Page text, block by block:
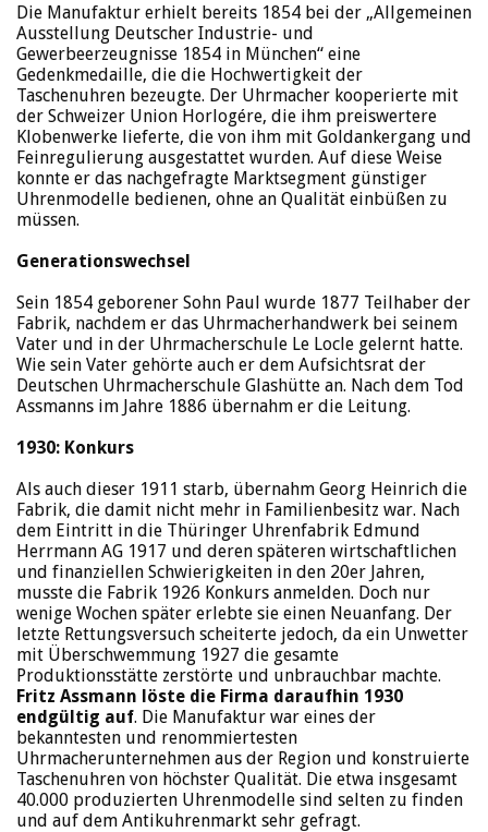
Die Manufaktur erhielt bereits 1854 bei der „Allgemeinen
Ausstellung Deutscher Industrie- und
Gewerbeerzeugnisse 1854 in München“ eine
Gedenkmedaille, die die Hochwertigkeit der
Taschenuhren bezeugte. Der Uhrmacher kooperierte mit
der Schweizer Union Horlogére, die ihm preiswertere
Klobenwerke lieferte, die von ihm mit Goldankergang und
Feinregulierung ausgestattet wurden. Auf diese Weise
konnte er das nachgefragte Marktsegment günstiger
Uhrenmodelle bedienen, ohne an Qualität einbüßen zu
müssen.
Generationswechsel
Sein 1854 geborener Sohn Paul wurde 1877 Teilhaber der
Fabrik, nachdem er das Uhrmacherhandwerk bei seinem
Vater und in der Uhrmacherschule Le Locle gelernt hatte.
Wie sein Vater gehörte auch er dem Aufsichtsrat der
Deutschen Uhrmacherschule Glashütte an. Nach dem Tod
Assmanns im Jahre 1886 übernahm er die Leitung.
1930: Konkurs
Als auch dieser 1911 starb, übernahm Georg Heinrich die
Fabrik, die damit nicht mehr in Familienbesitz war. Nach
dem Eintritt in die Thüringer Uhrenfabrik Edmund
Herrmann AG 1917 und deren späteren wirtschaftlichen
und finanziellen Schwierigkeiten in den 20er Jahren,
musste die Fabrik 1926 Konkurs anmelden. Doch nur
wenige Wochen später erlebte sie einen Neuanfang. Der
letzte Rettungsversuch scheiterte jedoch, da ein Unwetter
mit Überschwemmung 1927 die gesamte
Produktionsstätte zerstörte und unbrauchbar machte.
Fritz Assmann löste die Firma daraufhin 1930
endgültig auf. Die Manufaktur war eines der
bekanntesten und renommiertesten
Uhrmacherunternehmen aus der Region und konstruierte
Taschenuhren von höchster Qualität. Die etwa insgesamt
40.000 produzierten Uhrenmodelle sind selten zu finden
und auf dem Antikuhrenmarkt sehr gefragt.